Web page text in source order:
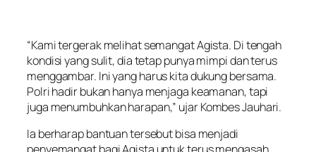
“Kami tergerak melihat semangat Agista. Di tengah
kondisi yang sulit, dia tetap punya mimpi dan terus
menggambar. Ini yang harus kita dukung bersama.
Polri hadir bukan hanya menjaga keamanan, tapi
juga menumbuhkan harapan,” ujar Kombes Jauhari.
Ia berharap bantuan tersebut bisa menjadi